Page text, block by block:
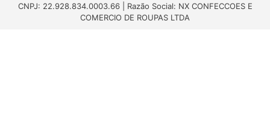
CNPJ: 22.928.834.0003.66 | Razão Social: NX CONFECCOES E
COMERCIO DE ROUPAS LTDA